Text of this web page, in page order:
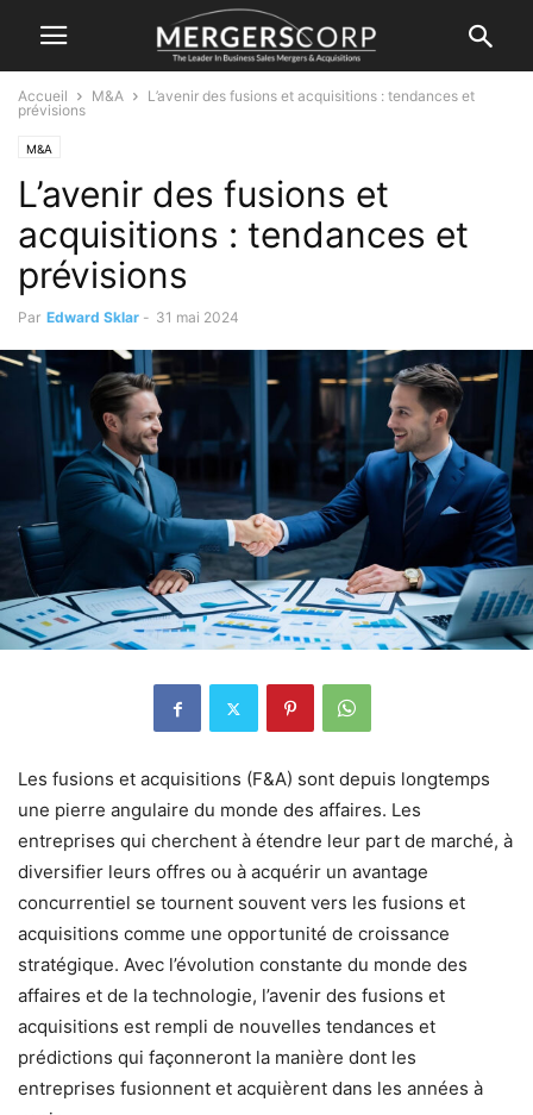
Accueil M&A
L’avenir des fusions et acquisitions : tendances et
prévisions
M&A
L’avenir des fusions et
acquisitions : tendances et
prévisions
Par Edward Sklar - 31 mai 2024
Les fusions et acquisitions (F&A) sont depuis longtemps
une pierre angulaire du monde des affaires. Les
entreprises qui cherchent à étendre leur part de marché, à
diversifier leurs offres ou à acquérir un avantage
concurrentiel se tournent souvent vers les fusions et
acquisitions comme une opportunité de croissance
stratégique. Avec l’évolution constante du monde des
affaires et de la technologie, l’avenir des fusions et
acquisitions est rempli de nouvelles tendances et
prédictions qui façonneront la manière dont les
entreprises fusionnent et acquièrent dans les années à